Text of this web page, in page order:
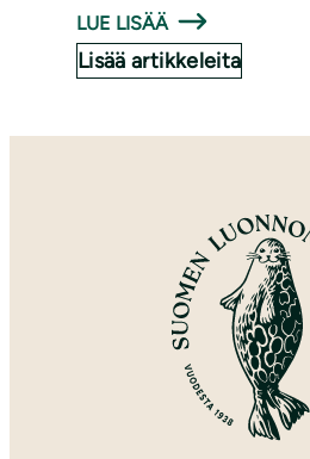
LUE LISÄÄ
Lisää artikkeleita